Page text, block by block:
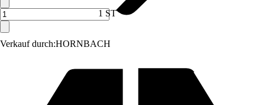
Verkauf durch:HORNBACH
1 ST